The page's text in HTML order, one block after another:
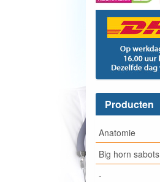
Producten
Anatomie
Big horn sabots
-